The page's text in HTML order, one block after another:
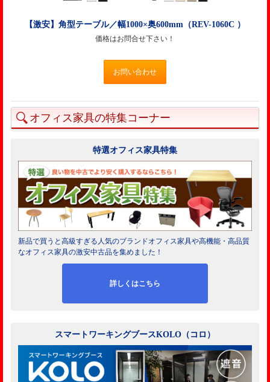
【激安】角型テーブル／幅1000×奥600mm（REV-1060C ）
価格はお問合せ下さい！
お問い合わせ
オフィス家具の特集コーナー
特選オフィス家具特集
新品で買うと高級すぎる人気のブランドオフィス家具や高機能・高品質
なオフィス家具の激安中古品を集めました！
詳しくはこちら
スマートワーキングブースKOLO（コロ）